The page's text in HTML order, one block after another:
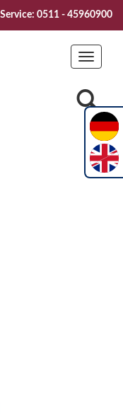
Vive la
0511 - 45960900
Toggle